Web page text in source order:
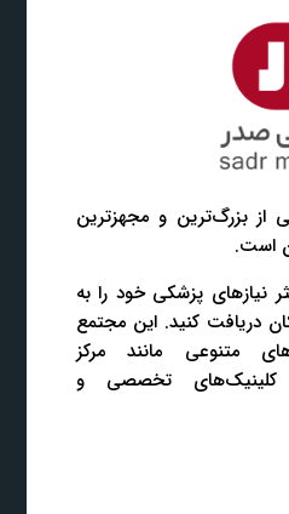
بزرگ‌ترین و مجهزترین
است.
نیازهای پزشکی خود را به
دریافت کنید. این مجتمع
متنوعی مانند مرکز
کلینیک‌های تخصصی و